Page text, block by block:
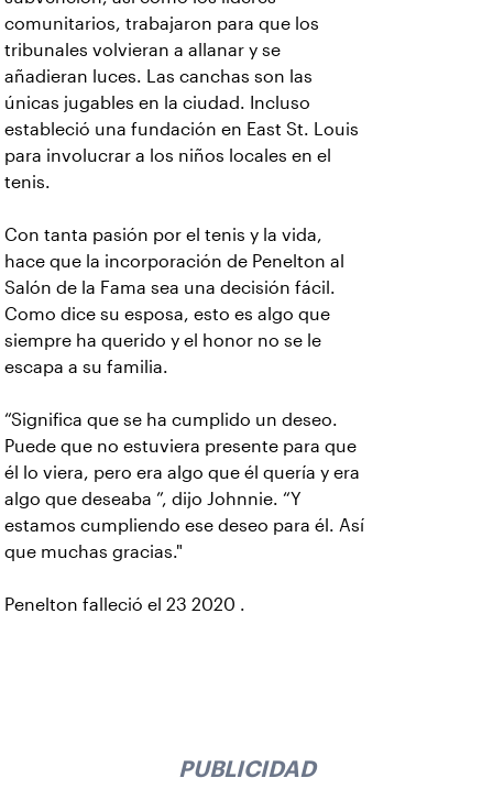
comunitarios, trabajaron para que los
tribunales volvieran a allanar y se
añadieran luces. Las canchas son las
únicas jugables en la ciudad. Incluso
estableció una fundación en East St. Louis
para involucrar a los niños locales en el
tenis.
Con tanta pasión por el tenis y la vida,
hace que la incorporación de Penelton al
Salón de la Fama sea una decisión fácil.
Como dice su esposa, esto es algo que
siempre ha querido y el honor no se le
escapa a su familia.
“Significa que se ha cumplido un deseo.
Puede que no estuviera presente para que
él lo viera, pero era algo que él quería y era
algo que deseaba ”, dijo Johnnie. “Y
estamos cumpliendo ese deseo para él. Así
que muchas gracias."
Penelton falleció el 23 2020 .
PUBLICIDAD